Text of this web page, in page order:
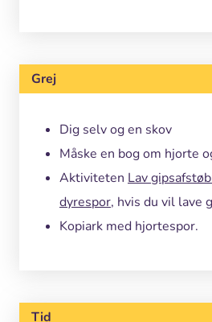
Grej
Dig selvog en skov
Måske en bog om hjorte
Aktiviteten Lav
dyrespor, hvis du vil lave
Kopiark med hjortespor.
Tid